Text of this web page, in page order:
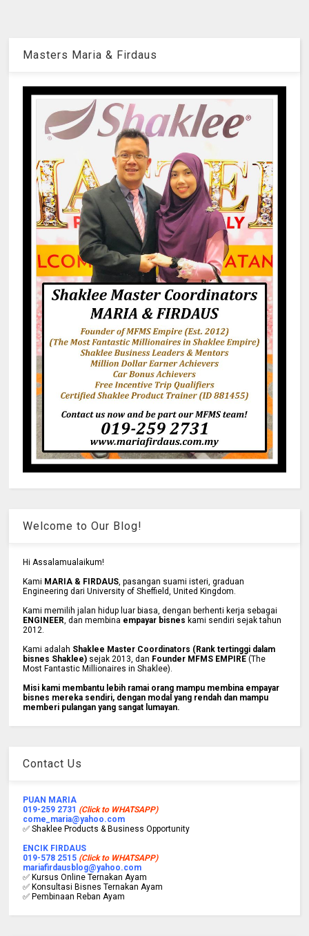
Masters Maria & Firdaus
Welcome to Our Blog!
Hi Assalamualaikum!
Kami MARIA & FIRDAUS , pasangan suami isteri, graduan
Engineering dari University of Sheffield, United Kingdom.
Kami memilih jalan hidup luar biasa, dengan berhenti kerja sebagai
ENGINEER , dan membina empayar bisnes kami sendiri sejak tahun
2012.
Kami adalah Shaklee Master Coordinators (Rank tertinggi dalam
bisnes Shaklee) sejak 2013, dan Founder MFMS EMPIRE (The
Most Fantastic Millionaires in Shaklee).
Misi kami membantu lebih ramai orang mampu membina empayar
bisnes mereka sendiri, dengan modal yang rendah dan mampu
memberi pulangan yang sangat lumayan.
Contact Us
PUAN MARIA
019-259 2731 (Click to WHATSAPP)
come_maria@yahoo.com
✅ Shaklee Products & Business Opportunity
ENCIK FIRDAUS
019-578 2515 (Click to WHATSAPP)
mariafirdausblog@yahoo.com
✅ Kursus Online Ternakan Ayam
✅ Konsultasi Bisnes Ternakan Ayam
✅ Pembinaan Reban Ayam